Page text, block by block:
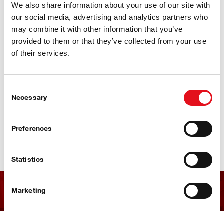
We also share information about your use of our site with
our social media, advertising and analytics partners who
may combine it with other information that you’ve
provided to them or that they’ve collected from your use
of their services.
Selection
Necessary
Preferences
Statistics
Marketing
"Poznajem i radim sa brendom febi već nekoliko decenija.
Prošle godine, počeo sam da instaliram febi kamionska kvačila
i bio sam potpuno impresioniran njihovim kvalitetom i
preciznošću. Ono što mi je najvažnije je da se kupci ne vraćaju
sa žalbama na instalirane delove - a febi dosledno podržava
Riga, Letonija
Dobijajte febi bilten